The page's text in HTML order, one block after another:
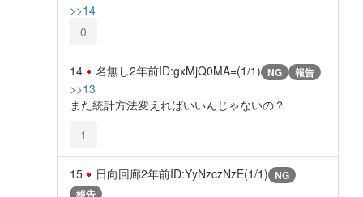
>>14
0
14 名無し2年前ID:gxMjQ0MA=(1/1) NG 報告
>>13
また統計方法変えればいいんじゃないの？
1
15 日向回廊2年前ID:YyNzczNzE(1/1) NG
報告